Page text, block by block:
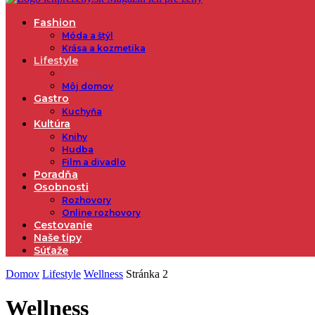
Fashion
Móda a štýl
Krása a kozmetika
Lifestyle
Môj domov
Gastro
Kuchyňa
Kultúra
Knihy
Hudba
Film a divadlo
Poradňa
Osobnosti
Rozhovory
Online rozhovory
Cestovanie
Naše tipy
Súťaže
Domov Lifestyle Wellness Stránka 2
Wellness